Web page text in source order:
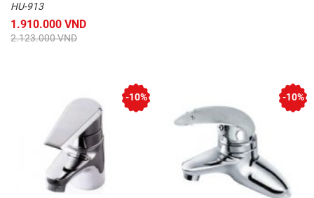
HU-913
1.910.000 VND
2.123.000 VND
-10% -10%